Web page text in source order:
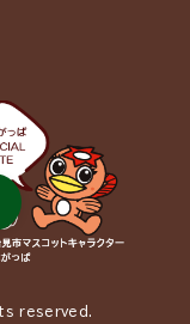
reserved.